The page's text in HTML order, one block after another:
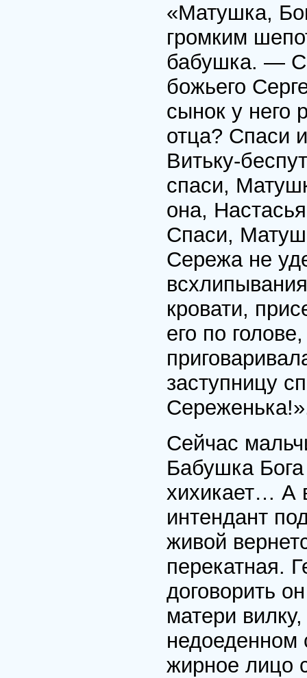
«Матушка,
громким
бабушка. —
божьего
сынок у него
отца? Спаси
Витьку-
спаси,
она,
Спаси,
Сережа не
кровати,
его по
заступницу
Сейчас
Бабушка
хихикает… А
интендант
живой
перекатная.
договорить
матери
недоеденном
жирное лицо